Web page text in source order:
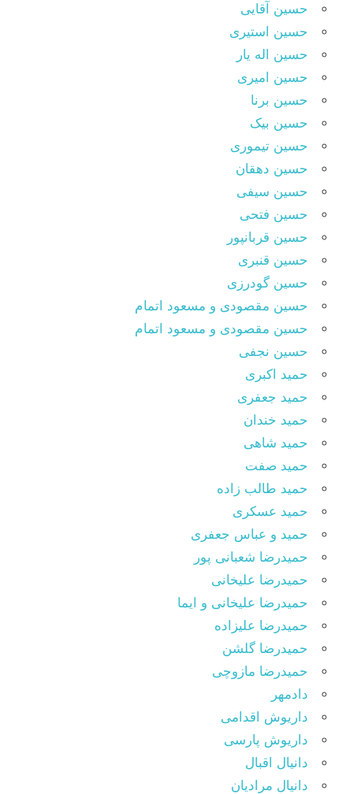
حسین آقایی
حسین استیری
حسین اله یار
حسین امیری
حسین برنا
حسین بیک
حسین تیموری
حسین دهقان
حسین سیفی
حسین فتحی
حسین قربانپور
حسین قنبری
حسین گودرزی
حسین مقصودى و مسعود اتمام
حسین مقصودی و مسعود اتمام
حسین نجفی
حمید اکبری
حمید جعفری
حمید خندان
حمید شاهی
حمید صفت
حمید طالب زاده
حمید عسکری
حمید و عباس جعفری
حمیدرضا شعبانی پور
حمیدرضا علیخانی
حمیدرضا علیخانی و ایما
حمیدرضا علیزاده
حمیدرضا گلشن
حمیدرضا مازوچی
دادمهر
داریوش اقدامی
داریوش پارسی
دانیال اقبال
دانیال مرادیان